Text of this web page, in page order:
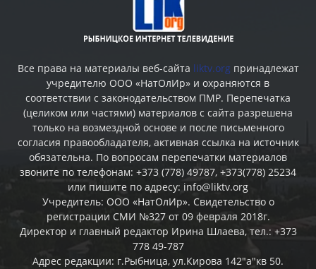
Все права на материалы веб-сайта liktv.org принадлежат
учредителю ООО «НатОлИр» и охраняются в
соответствии с законодательством ПМР. Перепечатка
(целиком или частями) материалов c сайта разрешена
только на возмездной основе и после письменного
согласия правообладателя, активная ссылка на источник
обязательна. По вопросам перепечатки материалов
звоните по телефонам: +373 (778) 49787, +373(778) 25234
или пишите по адресу: info@liktv.org
Учредитель: ООО «НатОлИр». Свидетельство о
регистрации СМИ №327 от 09 февраля 2018г.
Директор и главный редактор Ирина Шлаева, тел.: +373
778 49-787
Адрес редакции: г.Рыбница, ул.Кирова 142"а"кв 50.